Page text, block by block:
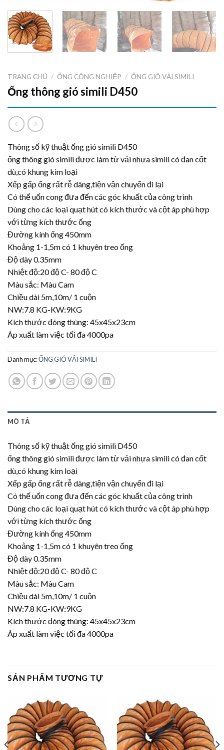
TRANG CHỦ / ỐNG CÔNG NGHIỆP / ỐNG GIÓ VẢI SIMILI
Ống thông gió simili D450
Thông số kỹ thuật ống gió simili D450
ống thông gió simili được làm từ vải nhựa simili có đan cốt
dù,có khung kim loại
Xếp gấp ống rất rễ dàng,tiện vận chuyển đi lại
Có thể uốn cong đưa đến các góc khuất của công trình
Dùng cho các loại quạt hút có kích thước và cột áp phù hợp
với từng kích thước ống
Đường kính ống 450mm
Khoảng 1-1,5m có 1 khuyên treo ống
Độ dày 0.35mm
Nhiệt độ:20 độ C- 80 độ C
Màu sắc: Màu Cam
Chiều dài 5m,10m/ 1 cuộn
NW:7.8 KG-KW:9KG
Kích thước đóng thùng: 45x45x23cm
Áp xuất làm việc tối đa 4000pa
Danh mục:ỐNG GIÓ VẢI SIMILI
MÔ TẢ
Thông số kỹ thuật ống gió simili D450
ống thông gió simili được làm từ vải nhựa simili có đan cốt
dù,có khung kim loại
Xếp gấp ống rất rễ dàng,tiện vận chuyển đi lại
Có thể uốn cong đưa đến các góc khuất của công trình
Dùng cho các loại quạt hút có kích thước và cột áp phù hợp
với từng kích thước ống
Đường kính ống 450mm
Khoảng 1-1,5m có 1 khuyên treo ống
Độ dày 0.35mm
Nhiệt độ:20 độ C- 80 độ C
Màu sắc: Màu Cam
Chiều dài 5m,10m/ 1 cuộn
NW:7.8 KG-KW:9KG
Kích thước đóng thùng: 45x45x23cm
Áp xuất làm việc tối đa 4000pa
SẢN PHẨM TƯƠNG TỰ